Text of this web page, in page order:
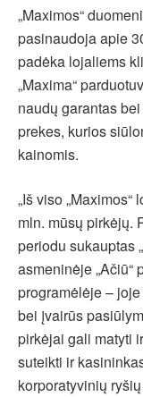
„Maximos“
pasinaudoja apie
padėka lojaliems
„Maxima“
naudų garantas
prekes, kurios
kainomis.
„Iš viso
mln. mūsų pirkėjų.
periodu sukauptas
asmeninėje „Ačiū“
programėlėje –
bei įvairūs
pirkėjai gali matyti
suteikti ir
korporatyvinių